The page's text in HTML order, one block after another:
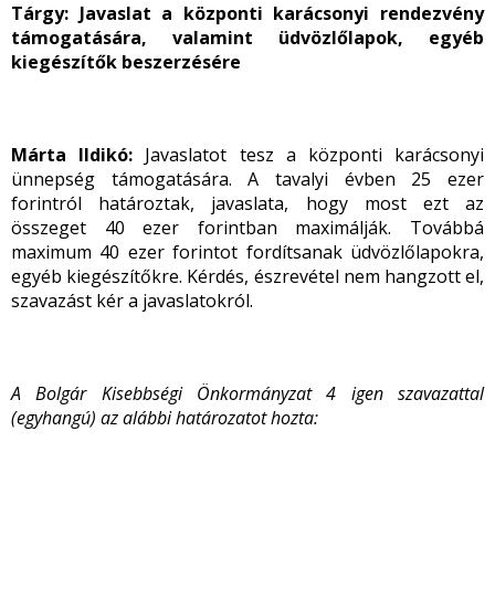
Tárgy: Javaslat a központi karácsonyi rendezvény
támogatására, valamint üdvözlőlapok, egyéb
kiegészítők beszerzésére
Márta Ildikó: Javaslatot tesz a központi karácsonyi
ünnepség támogatására. A tavalyi évben 25 ezer
forintról határoztak, javaslata, hogy most ezt az
összeget 40 ezer forintban maximálják. Továbbá
maximum 40 ezer forintot fordítsanak üdvözlőlapokra,
egyéb kiegészítőkre. Kérdés, észrevétel nem hangzott el,
szavazást kér a javaslatokról.
A Bolgár Kisebbségi Önkormányzat 4 igen szavazattal
(egyhangú) az alábbi határozatot hozta: